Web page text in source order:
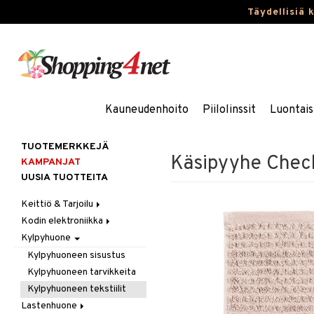
Täydellisiä
Kauneudenhoito Piilolinssit
Käsipyyhe
TUOTEMERKKEJÄ
KAMPANJAT
UUSIA TUOTTEITA
Keittiö & Tarjoilu
Aterimet
Kannut & Karahvit
Keittiösäilytys
Keittiötekstiilit
Keittiövälineet
Kodinkoneet
Kodin elektroniikka
Ääni
Kylpyhuone
Kylpyhuoneen sisustus
Kylpyhuoneen tarvikkeita
Kylpyhuoneen tekstiilit
Lastenhuone